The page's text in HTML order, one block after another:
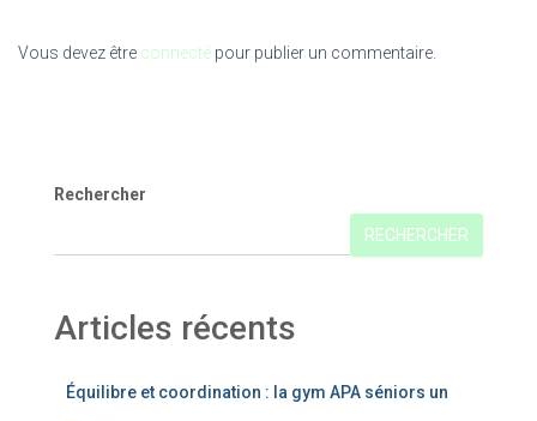
Vous devez être connecté pour publier un commentaire.
Rechercher
RECHERCHER
Articles récents
Équilibre et coordination : la gym APA séniors un